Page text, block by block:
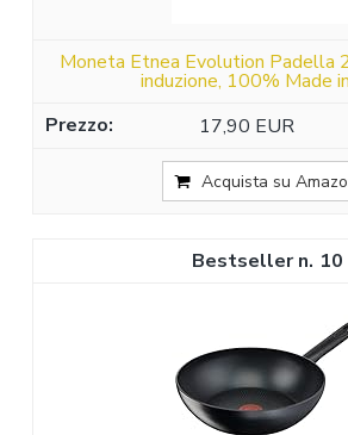
Moneta Etnea Evolution Padella
induzione, 100% Made
17,90 EUR
Acquista su
10